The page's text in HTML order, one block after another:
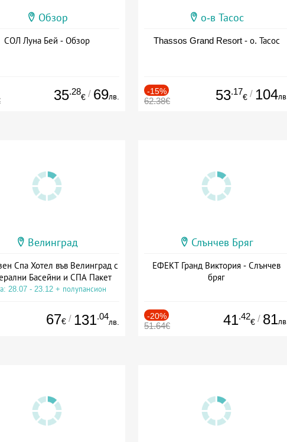
Обзор
СОЛ Луна Бей - Обзор
35.28
€ / 69лв.
о-в Тасос
Thassos Grand Resort - о. Тасос
-15%
62.38€ 53.17
€ / 104лв.
Велинград
Спа Хотел във Велинград с
Басейни и СПА Пакет
28.07 - 23.12 + полупансион
67€ / 131.04
лв.
Слънчев Бряг
ЕФЕКТ Гранд Виктория - Слънчев
бряг
-20%
51.64€ 41.42
€ / 81лв.